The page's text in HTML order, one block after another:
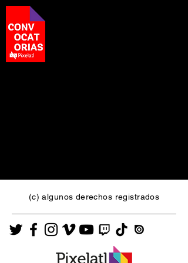
(c) algunos derechos registrados